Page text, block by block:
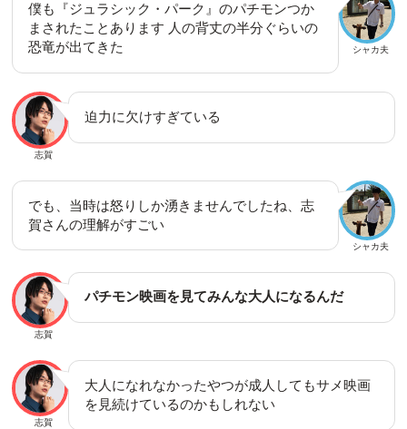
シャカ夫
僕も『ジュラシック・パーク』のパチモンつか
まされたことあります 人の背丈の半分ぐらいの
恐竜が出てきた
志賀
迫力に欠けすぎている
シャカ夫
でも、当時は怒りしか湧きませんでしたね、志
賀さんの理解がすごい
志賀
パチモン映画を見てみんな大人になるんだ
志賀
大人になれなかったやつが成人してもサメ映画
を見続けているのかもしれない